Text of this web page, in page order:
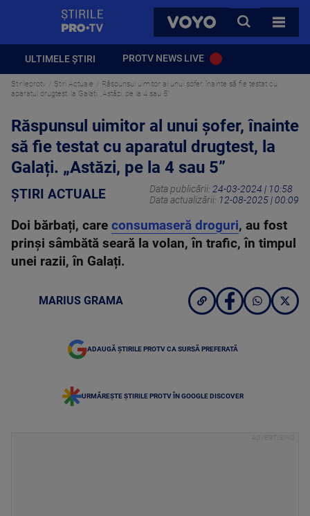
VOYO
CAUTA
TOATE
ULTIMELE ȘTIRI PROTV NEWS LIVE
Stirileprotv Știri Actuale
Răspunsul uimitor al unui șofer, înainte să fie testat cu
aparatul drugtest, la Galați. „Astăzi, pe la 4 sau 5”
Răspunsul uimitor al unui șofer, înainte
să fie testat cu aparatul drugtest, la
Galați. „Astăzi, pe la 4 sau 5”
ȘTIRI ACTUALE Data publicării: 24-03-2024 | 10:58
Data actualizării: 12-08-2025 | 00:09
Doi bărbați, care consumaseră droguri, au fost
prinși sâmbătă seară la volan, în trafic, în timpul
unei razii, în Galați.
MARIUS GRAMA
ADAUGĂ ȘTIRILE PROTV CA SURSĂ PREFERATĂ
URMĂREȘTE ȘTIRILE PROTV ÎN GOOGLE DISCOVER